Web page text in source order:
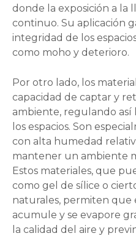
donde la exposición a la
continuo. Su aplicación
integridad de los
como moho y deterioro.
Por otro lado, los
capacidad de captar y
ambiente, regulando
los espacios. Son
con alta humedad
mantener un ambiente
Estos materiales, que
como gel de sílice o
naturales, permiten que
acumule y se evapore
la calidad del aire y